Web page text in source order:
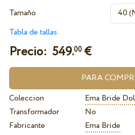
Tamaño
Tabla de tallas
Precio: 549.00€
Coleccion
Ema Bride
Transformador
No
Fabricante
Ema Bride